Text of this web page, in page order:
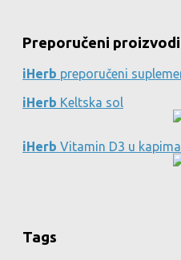
Preporučeni proizvodi
iHerb preporučeni
iHerb Keltska sol
iHerb Vitamin D3 u kapima
Tags